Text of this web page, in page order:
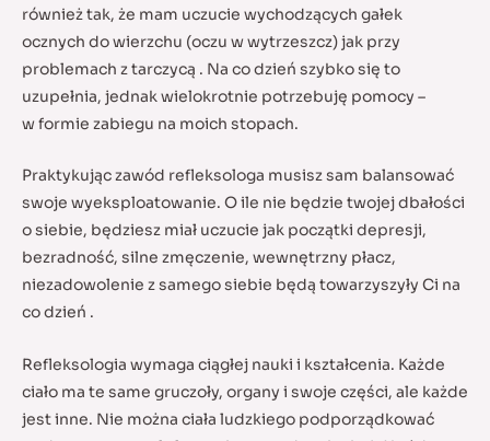
również tak, że mam uczucie wychodzących gałek
ocznych do wierzchu (oczu w wytrzeszcz) jak przy
problemach z tarczycą . Na co dzień szybko się to
uzupełnia, jednak wielokrotnie potrzebuję pomocy –
w formie zabiegu na moich stopach.
Praktykując zawód refleksologa musisz sam balansować
swoje wyeksploatowanie. O ile nie będzie twojej dbałości
o siebie, będziesz miał uczucie jak początki depresji,
bezradność, silne zmęczenie, wewnętrzny płacz,
niezadowolenie z samego siebie będą towarzyszyły Ci na
co dzień .
Refleksologia wymaga ciągłej nauki i kształcenia. Każde
ciało ma te same gruczoły, organy i swoje części, ale każde
jest inne. Nie można ciała ludzkiego podporządkować